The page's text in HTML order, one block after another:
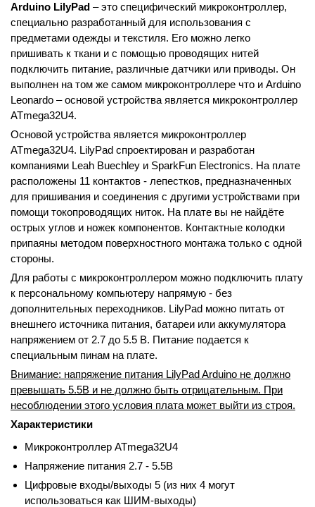
Arduino LilyPad – это специфический микроконтроллер,
специально разработанный для использования с
предметами одежды и текстиля. Его можно легко
пришивать к ткани и с помощью проводящих нитей
подключить питание, различные датчики или приводы. Он
выполнен на том же самом микроконтроллере что и Arduino
Leonardo – основой устройства является микроконтроллер
ATmega32U4.
Основой устройства является микроконтроллер
ATmega32U4. LilyPad спроектирован и разработан
компаниями Leah Buechley и SparkFun Electronics. На плате
расположены 11 контактов - лепестков, предназначенных
для пришивания и соединения с другими устройствами при
помощи токопроводящих ниток. На плате вы не найдёте
острых углов и ножек компонентов. Контактные колодки
припаяны методом поверхностного монтажа только с одной
стороны.
Для работы с микроконтроллером можно подключить плату
к персональному компьютеру напрямую - без
дополнительных переходников. LilyPad можно питать от
внешнего источника питания, батареи или аккумулятора
напряжением от 2.7 до 5.5 В. Питание подается к
специальным пинам на плате.
Внимание: напряжение питания LilyPad Arduino не должно
превышать 5.5В и не должно быть отрицательным. При
несоблюдении этого условия плата может выйти из строя.
Характеристики
Микроконтроллер ATmega32U4
Напряжение питания 2.7 - 5.5В
Цифровые входы/выходы 5 (из них 4 могут
использоваться как ШИМ-выходы)